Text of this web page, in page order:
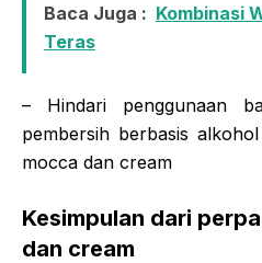
Baca Juga : Kombinasi
Teras
– Hindari penggunaan
pembersih berbasis
mocca dan cream
Kesimpulan dari
dan cream